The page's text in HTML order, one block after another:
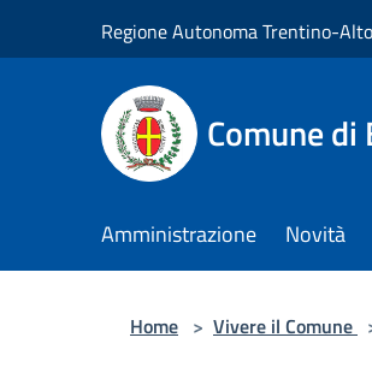
Regione Autonoma Trentino-
Comune di
Amministrazione Novità
Home > Vivere il Comune